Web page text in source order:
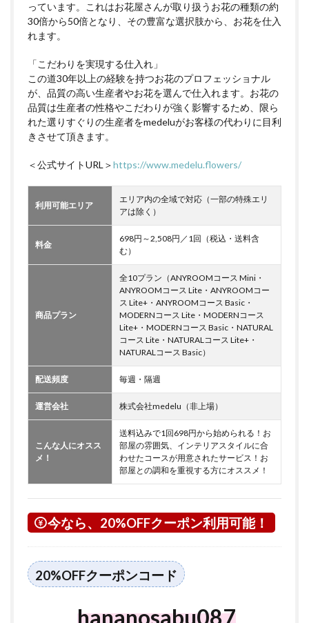
っています。これはお花屋さんが取り扱うお花の種類の約
30倍から50倍となり、その豊富な選択肢から、お花を仕入
れます。
「こだわりを実現する仕入れ」
この道30年以上の経験を持つお花のプロフェッショナル
が、品質の高い生産者やお花を選んで仕入れます。お花の
品質は生産者の性格やこだわりが強く影響するため、限ら
れた選りすぐりの生産者をmedeluがお客様の代わりに目利
きさせて頂きます。
＜公式サイトURL＞https://www.medelu.flowers/
利用可能エリア
エリア内の全域で対応（一部の特殊エリ
アは除く）
料金
698円～2,508円／1回（税込・送料含
む）
商品プラン
全10プラン（ANYROOMコース Mini・
ANYROOMコース Lite・ANYROOMコー
ス Lite+・ANYROOMコース Basic・
MODERNコース Lite・MODERNコース
Lite+・MODERNコース Basic・NATURAL
コース Lite・NATURALコース Lite+・
NATURALコース Basic）
配送頻度 毎週・隔週
運営会社 株式会社medelu（非上場）
こんな人にオスス
メ！
送料込みで1回698円から始められる！お
部屋の雰囲気、インテリアスタイルに合
わせたコースが用意されたサービス！お
部屋との調和を重視する方にオススメ！
今なら、20%OFFクーポン利用可能！
20%OFFクーポンコード
hananosabu087